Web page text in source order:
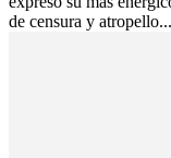
de censura y atropello...